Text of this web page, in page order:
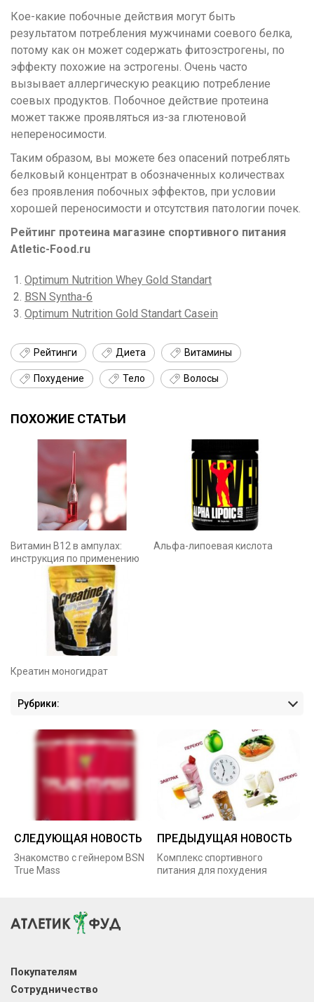
Рубрики:
СЛЕДУЮЩАЯ НОВОСТЬ
Знакомство с гейнером BSN
True Mass
ПРЕДЫДУЩАЯ НОВОСТЬ
Комплекс спортивного
питания для похудения
Кое-какие побочные действия могут быть
результатом потребления мужчинами соевого белка,
потому как он может содержать фитоэстрогены, по
эффекту похожие на эстрогены. Очень часто
вызывает аллергическую реакцию потребление
соевых продуктов. Побочное действие протеина
может также проявляться из-за глютеновой
непереносимости.
Таким образом, вы можете без опасений потреблять
белковый концентрат в обозначенных количествах
без проявления побочных эффектов, при условии
хорошей переносимости и отсутствия патологии почек.
Рейтинг протеина магазине спортивного питания
Atletic-Food.ru
Optimum Nutrition Whey Gold Standart
BSN Syntha-6
Optimum Nutrition Gold Standart Casein
Рейтинги Диета Витамины
Похудение Тело Волосы
ПОХОЖИЕ СТАТЬИ
Витамин B12 в ампулах:
инструкция по применению
Альфа-липоевая кислота
Креатин моногидрат
Покупателям
Сотрудничество